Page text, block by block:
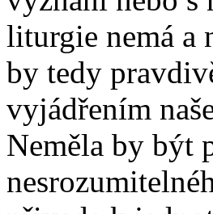
liturgie nemá a
by tedy
vyjádřením
Neměla by být